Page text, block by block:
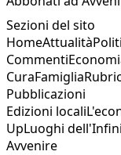
Sezioni del sito
HomeAttualità
Commenti
CuraFamiglia
Pubblicazioni
Edizioni locali
UpLuoghi
Avvenire